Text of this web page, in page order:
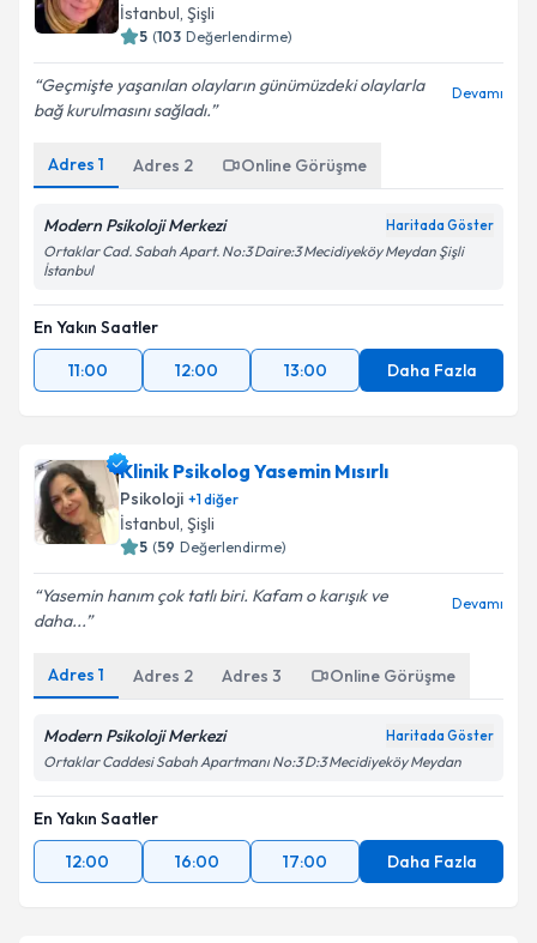
Kişisel verilerimin işlenmesine ilişkinAydınlatma
Metni'ni okudum ve kişisel verilerimin belirtilen
Takvim Talebini Gönder
İstanbul, Şişli
5 (103 Değerlendirme)
Geçmişte yaşanılan olayların günümüzdeki olaylarla
bağ kurulmasını sağladı.
Devamı
Adres 1 Adres 2 Online Görüşme
Modern Psikoloji Merkezi Haritada Göster
Ortaklar Cad. Sabah Apart. No:3 Daire:3 Mecidiyeköy Meydan Şişli
İstanbul
En Yakın Saatler
11:00
12:00 13:00 Daha Fazla
Klinik Psikolog Yasemin Mısırlı
Psikoloji +1diğer
İstanbul, Şişli
5 (59 Değerlendirme)
Yasemin hanım çok tatlı biri. Kafam o karışık ve
daha...
Devamı
Adres 1 Adres 2 Adres 3 Online Görüşme
Modern Psikoloji Merkezi Haritada Göster
Ortaklar Caddesi Sabah Apartmanı No:3 D:3 Mecidiyeköy Meydan
En Yakın Saatler
12:00
16:00 17:00 Daha Fazla